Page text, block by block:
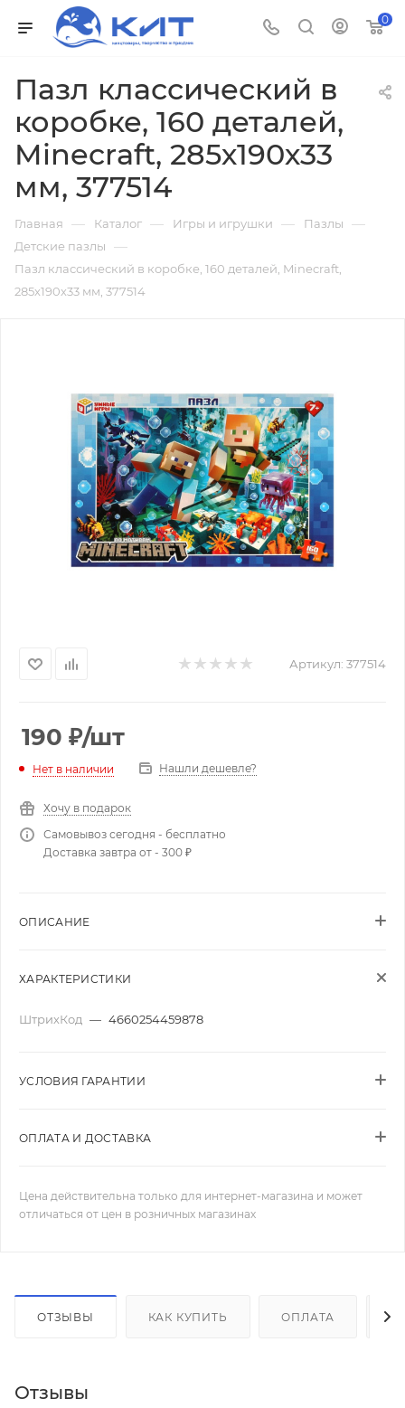
0
Пазл классический в
коробке, 160 деталей,
Minecraft, 285х190х33
мм, 377514
Главная — Каталог — Игры и игрушки — Пазлы —
Детские пазлы —
Пазл классический в коробке, 160 деталей, Minecraft,
285х190х33 мм, 377514
Артикул: 377514
190 ₽/шт
Нет в наличии Нашли дешевле?
Хочу в подарок
Самовывоз сегодня - бесплатно
Доставка завтра от - 300 ₽
ОПИСАНИЕ
ХАРАКТЕРИСТИКИ
ШтрихКод — 4660254459878
УСЛОВИЯ ГАРАНТИИ
ОПЛАТА И ДОСТАВКА
Цена действительна только для интернет-магазина и может
отличаться от цен в розничных магазинах
ОТЗЫВЫ КАК КУПИТЬ ОПЛАТА
Отзывы